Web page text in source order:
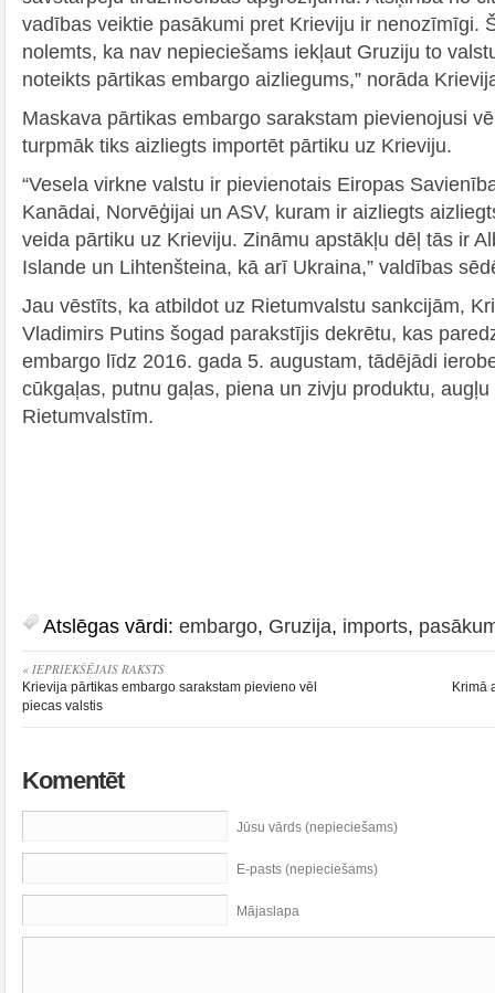
vadības veiktie pasākumi pret Krieviju ir nenozīmīgi.
nolemts, ka nav nepieciešams iekļaut Gruziju to
noteikts pārtikas embargo aizliegums,” norāda
Maskava pārtikas embargo sarakstam pievienojusi
turpmāk tiks aizliegts importēt pārtiku uz Krieviju.
“Vesela virkne valstu ir pievienotais Eiropas
Kanādai, Norvēģijai un ASV, kuram ir aizliegts
veida pārtiku uz Krieviju. Zināmu apstākļu dēļ tās ir
Islande un Lihtenšteina, kā arī Ukraina,” valdības
Jau vēstīts, ka atbildot uz Rietumvalstu sankcijām,
Vladimirs Putins šogad parakstījis dekrētu, kas
embargo līdz 2016. gada 5. augustam, tādējādi
cūkgaļas, putnu gaļas, piena un zivju produktu,
Rietumvalstīm.
Atslēgas vārdi: embargo, Gruzija, imports,
« IEPRIEKŠĒJAIS RAKSTS
Krievija pārtikas embargo sarakstam pievieno vēl
piecas valstis
Krimā
Komentēt
Jūsu vārds (nepieciešams)
E-pasts (nepieciešams)
Mājaslapa